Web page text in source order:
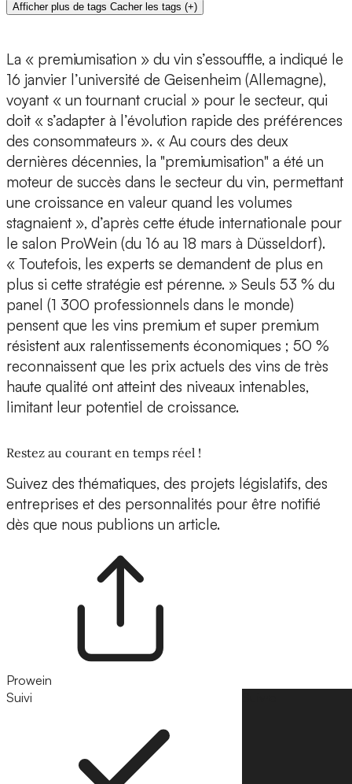
Afficher plus de tags Cacher les tags (+)
La « premiumisation » du vin s’essouffle, a indiqué le
16 janvier l’université de Geisenheim (Allemagne),
voyant « un tournant crucial » pour le secteur, qui
doit « s’adapter à l’évolution rapide des préférences
des consommateurs ». « Au cours des deux
dernières décennies, la "premiumisation" a été un
moteur de succès dans le secteur du vin, permettant
une croissance en valeur quand les volumes
stagnaient », d’après cette étude internationale pour
le salon ProWein (du 16 au 18 mars à Düsseldorf).
« Toutefois, les experts se demandent de plus en
plus si cette stratégie est pérenne. » Seuls 53 % du
panel (1 300 professionnels dans le monde)
pensent que les vins premium et super premium
résistent aux ralentissements économiques ; 50 %
reconnaissent que les prix actuels des vins de très
haute qualité ont atteint des niveaux intenables,
limitant leur potentiel de croissance.
Restez au courant en temps réel !
Suivez des thématiques, des projets législatifs, des
entreprises et des personnalités pour être notifié
dès que nous publions un article.
Prowein
Suivi